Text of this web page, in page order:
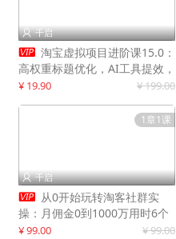
 千启
 淘宝虚拟项目进阶课15.0：
高权重标题优化，AI工具提效，
自动盈利模式搭建
¥ 19.90 ¥ 199.00
1章1课
 千启
 从0开始玩转淘客社群实
操：月佣金0到1000万用时6个
月
¥ 99.00 ¥ 99.00